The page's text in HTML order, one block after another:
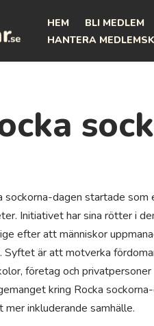
HEM BLI MEDLEM
HANTERA
sockorna-dagen startade
Initiativet har sina rötter i
efter att människor
Syftet är att motverka
företag och
kring Rocka
mer inkluderande samhälle.